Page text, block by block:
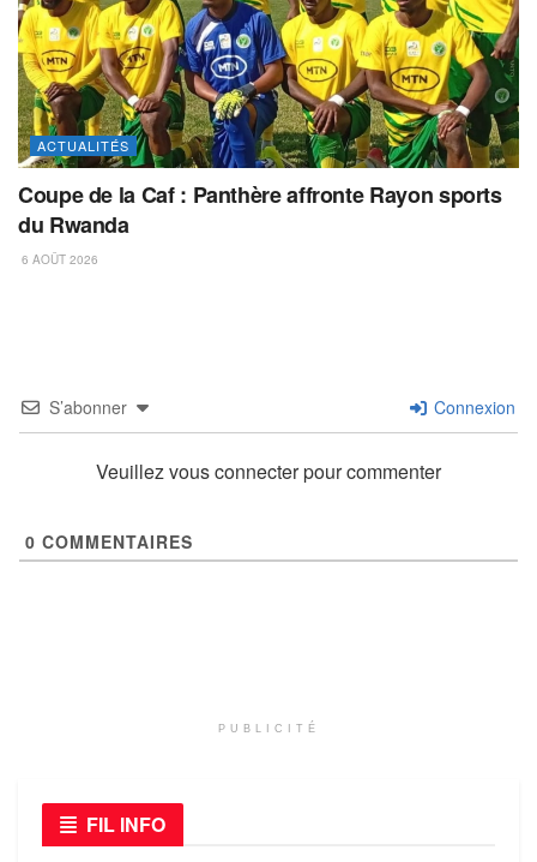
ACTUALITÉS
Coupe de la Caf : Panthère affronte Rayon sports
du Rwanda
6 AOÛT 2026
S’abonner Connexion
Veuillez vous connecter pour commenter
0 COMMENTAIRES
PUBLICITÉ
FIL INFO